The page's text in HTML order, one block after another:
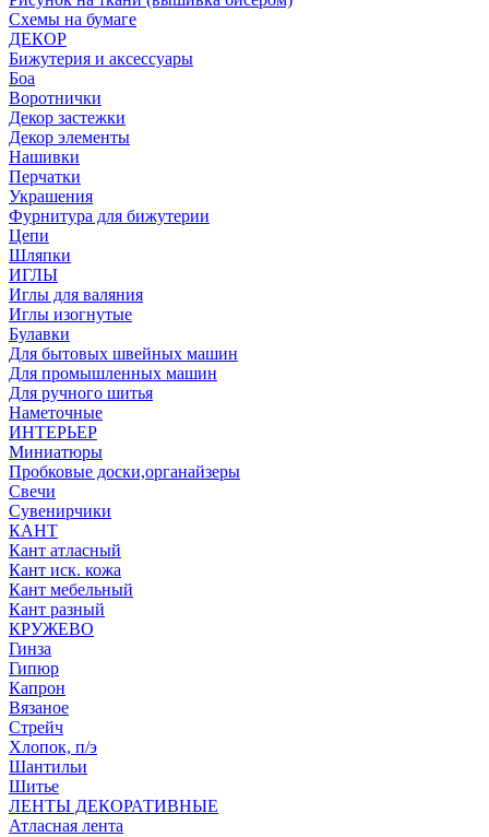
Схемы на бумаге
ДЕКОР
Бижутерия и аксессуары
Боа
Воротнички
Декор застежки
Декор элементы
Нашивки
Перчатки
Украшения
Фурнитура для бижутерии
Цепи
Шляпки
ИГЛЫ
Иглы для валяния
Иглы изогнутые
Булавки
Для бытовых швейных машин
Для промышленных машин
Для ручного шитья
Наметочные
ИНТЕРЬЕР
Миниатюры
Пробковые доски,органайзеры
Свечи
Сувенирчики
КАНТ
Кант атласный
Кант иск. кожа
Кант мебельный
Кант разный
КРУЖЕВО
Гинза
Гипюр
Капрон
Вязаное
Стрейч
Хлопок, п/э
Шантильи
Шитье
ЛЕНТЫ ДЕКОРАТИВНЫЕ
Атласная лента